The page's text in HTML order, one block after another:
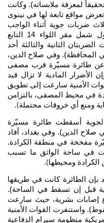
لمعرفة ملابساته). وكانت
مواقع تابعة لها في نينوى
ضربات جوية أثناء الواجب
الرسمي). مبيناً إن (الاستهداف الأول شمل مقر اللواء 14 التابع
الثانية والثالثة أحد
في المحافظة). وفي صلاح الدين،
عن طائرة مسيّرة قرب مصفى
المادية لا تزال قيد
الأمنية سارعت إلى تطويق
في محيط المصفى، بالتزامن
ومنع أي خروقات محتملة).
أسقطت طائرة مسيّرة
الدين). وفي بغداد، أفاد
مفخخة في منطقة الكرادة.
في ساحة الواثق ما تسبب
ومحيطها).
بإن الطائرة كانت في طريقها
قبل إن تسقط في الساحة).
إصابات بشرية، حيث سارعت
واستنفرت القوات الأمنية
منظومة سيرام الدفاعية